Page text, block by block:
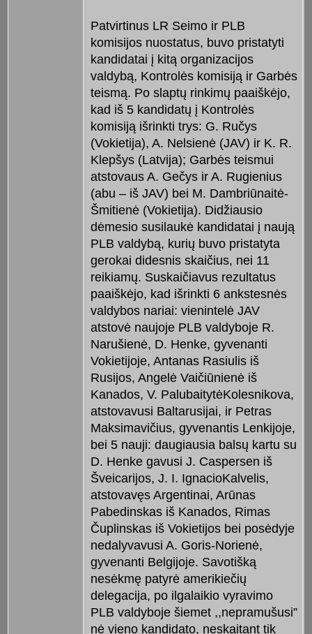
Patvirtinus LR Seimo ir PLB
komisijos nuostatus, buvo pristatyti
kandidatai į kitą organizacijos
valdybą, Kontrolės komisiją ir Garbės
teismą. Po slaptų rinkimų paaiškėjo,
kad iš 5 kandidatų į Kontrolės
komisiją išrinkti trys: G. Ručys
(Vokietija), A. Nelsienė (JAV) ir K. R.
Klepšys (Latvija); Garbės teismui
atstovaus A. Gečys ir A. Rugienius
(abu – iš JAV) bei M. Dambriūnaitė-
Šmitienė (Vokietija). Didžiausio
dėmesio susilaukė kandidatai į naują
PLB valdybą, kurių buvo pristatyta
gerokai didesnis skaičius, nei 11
reikiamų. Suskaičiavus rezultatus
paaiškėjo, kad išrinkti 6 ankstesnės
valdybos nariai: vienintelė JAV
atstovė naujoje PLB valdyboje R.
Narušienė, D. Henke, gyvenanti
Vokietijoje, Antanas Rasiulis iš
Rusijos, Angelė Vaičiūnienė iš
Kanados, V. PalubaitytėKolesnikova,
atstovavusi Baltarusijai, ir Petras
Maksimavičius, gyvenantis Lenkijoje,
bei 5 nauji: daugiausia balsų kartu su
D. Henke gavusi J. Caspersen iš
Šveicarijos, J. I. IgnacioKalvelis,
atstovavęs Argentinai, Arūnas
Pabedinskas iš Kanados, Rimas
Čuplinskas iš Vokietijos bei posėdyje
nedalyvavusi A. Goris-Norienė,
gyvenanti Belgijoje. Savotišką
nesėkmę patyrė amerikiečių
delegacija, po ilgalaikio vyravimo
PLB valdyboje šiemet ,,nepramušusi”
nė vieno kandidato, neskaitant tik